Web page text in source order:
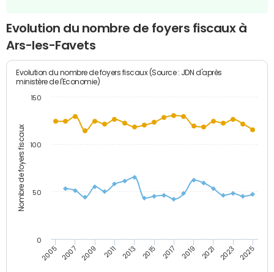
Evolution du nombre de foyers fiscaux à
Ars-les-Favets
Nombre de foyers fiscaux
Evolution du nombre de foyers fiscaux (Source : JDN d'après
ministère de l'Economie)
2005 2007 2009 2011 2013 2015 2017 2019 2021 2023 2025
0
50
100
150